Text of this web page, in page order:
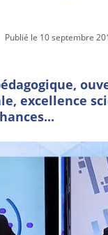
Publié le 10 septembre
excellence